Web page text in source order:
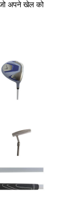
अपने खेल को